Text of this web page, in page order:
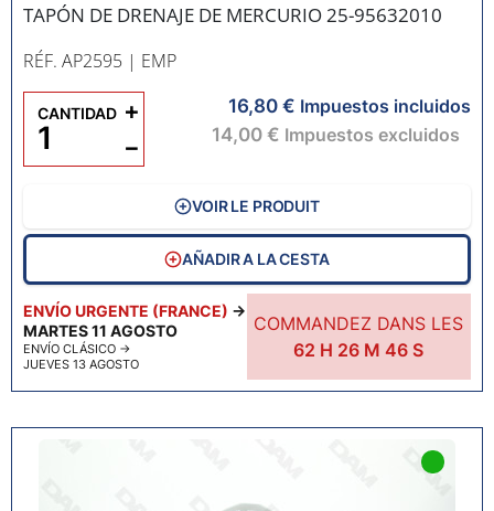
TAPÓN DE DRENAJE DE MERCURIO 25-95632010
RÉF. AP2595 | EMP
ENVÍO URGENTE (FRANCE) →
MARTES 11 AGOSTO
ENVÍO CLÁSICO →
JUEVES 13 AGOSTO
COMMANDEZ DANS LES
62 H 26 M45 S
16,80 € Impuestos incluidos
14,00 € Impuestos excluidos
CANTIDAD
−
+
VOIR LE PRODUIT
AÑADIR A LA CESTA